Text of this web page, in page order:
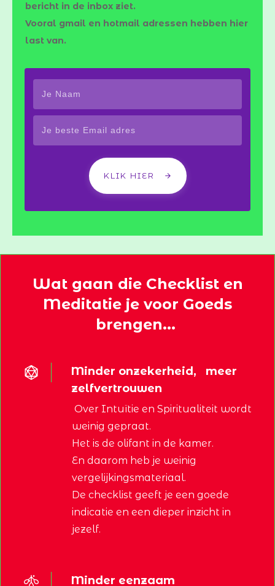
bericht in de inbox ziet.
Vooral gmail en hotmail adressen hebben hier
last van.
KLIK HIER
Wat gaan die Checklist en
Meditatie je voor Goeds
brengen...
Minder onzekerheid, meer
zelfvertrouwen
Over Intuïtie en Spiritualiteit wordt
weinig gepraat.
Het is de olifant in de kamer.
En daarom heb je weinig
vergelijkingsmateriaal.
De checklist geeft je een goede
indicatie en een dieper inzicht in
jezelf.
Minder eenzaam